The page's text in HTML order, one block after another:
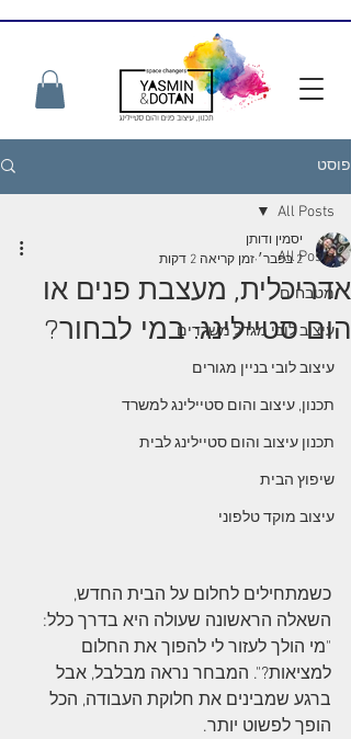
פוסט
All Posts
מטבחים
עיצוב לובי מגדל משרדים
עיצוב לובי בניין מגורים
תכנון, עיצוב והום סטיילינג למשרד
תכנון עיצוב והום סטיילינג לבית
שיפוץ הבית
עיצוב מוקד טלפוני
All Posts
אדריכלית, מעצבת פנים או
הום סטיילינג: במי לבחור?
יסמין ודותן
2 בפבר׳
זמן קריאה 2 דקות
כשמתחילים לחלום על הבית החדש,
השאלה הראשונה שעולה היא בדרך כלל:
"מי הולך לעזור לי להפוך את החלום
למציאות?". המבחר נראה מבלבל, אבל
ברגע שמבינים את חלוקת העבודה, הכל
הופך לפשוט יותר.